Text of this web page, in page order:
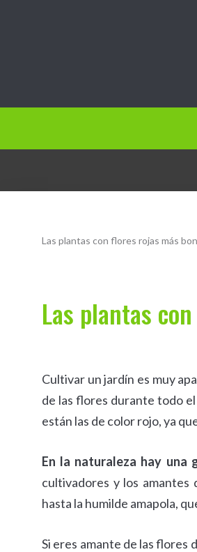
Las plantas con flores rojas más
Las plantas
Cultivar un jardín es muy
de las flores durante todo
están las de color rojo, ya
En la naturaleza hay una
cultivadores y los amantes
hasta la humilde amapola,
Si eres amante de las flores